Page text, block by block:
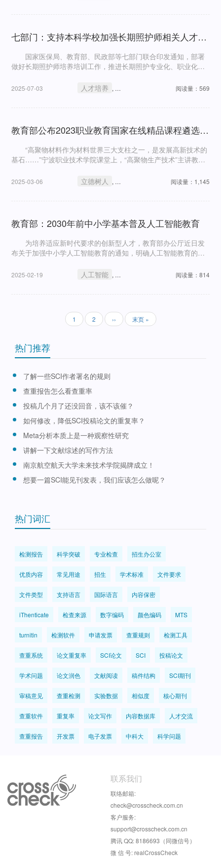
七部门：支持本科学校加强长期照护师相关人才培养，鼓励职业院校设置相关专业
国家医保局、教育部、民政部等七部门联合印发通知，部署
做好长期照护师培养培训工作，推进长期照护专业化、职业化发
2025-07-03 人才培养 , 职业技能 阅读量：569
教育部公布2023职业教育国家在线精品课程遴选结果 914门课程助力高素质技能人才培养
“高聚物材料作为材料世界三大支柱之一，是发展高新技术的
基石……”宁波职业技术学院课堂上，“高聚物生产技术”主讲教师
2025-03-06 立德树人 , 人才培养 阅读量：1,145
教育部：2030年前中小学基本普及人工智能教育
为培养适应新时代要求的创新型人才，教育部办公厅近日发
布关于加强中小学人工智能教育的通知，明确人工智能教育的总
服务引导学生正确处理人与技术、社会的关系，促进思维发展，
2025-02-19 人工智能 , 人才培养 阅读量：814
当
前
1
页
面
2
下
一
››
末
页
末页 »
热门推荐
了解一些SCI作者署名的规则
查重报告怎么看查重率
投稿几个月了还没回音，该不该催？
如何修改，降低SCI投稿论文的重复率？
Meta分析本质上是一种观察性研究
讲解一下文献综述的写作方法
南京航空航天大学未来技术学院揭牌成立！
想要一篇SCI能见刊发表，我们应该怎么做呢？
热门词汇
检测报告 科学突破 专业检查 招生办公室
优质内容 常见用途 招生 学术标准 文件要求
文件类型 支持语言 国际语言 内容保密
iThenticate 检查来源 数字编码 颜色编码 MTS
turnitin 检测软件 申请发票 查重规则 检测工具
查重系统 论文重复率 SCI论文 SCI 投稿论文
学术问题 论文润色 文献阅读 稿件结构 SCI期刊
审稿意见 查重检测 实验数据 相似度 核心期刊
查重软件 重复率 论文写作 内容数据库 人才交流
查重报告 开发票 电子发票 中科大 科学问题
联系我们
联络邮箱:
check@crosscheck.com.cn
客户服务:
support@crosscheck.com.cn
腾讯 QQ: 8186693（同微信号）
微 信 号: realCrossCheck